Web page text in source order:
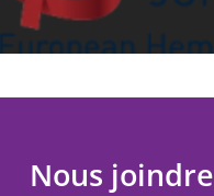
Nous joindre